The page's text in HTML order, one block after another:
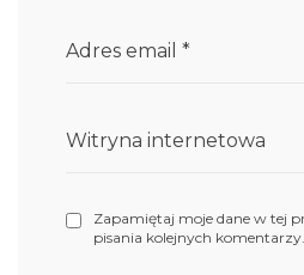
Adres email *
Witryna internetowa
Zapamiętaj moje dane w tej
pisania kolejnych komentarzy.